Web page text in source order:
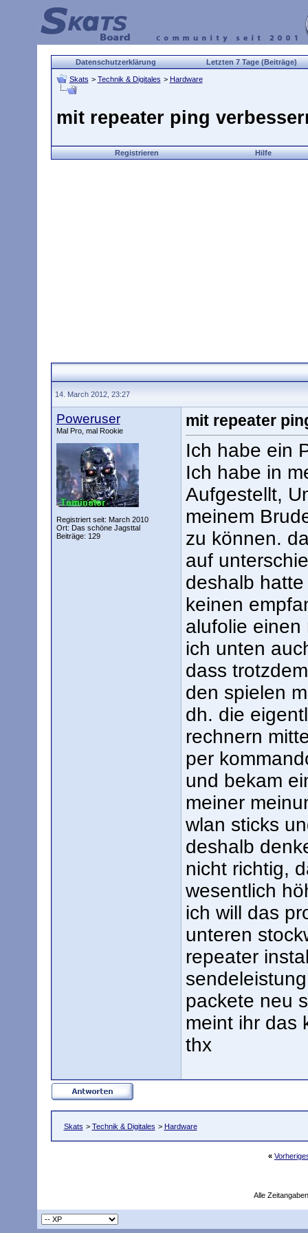
Datenschutzerklärung Letzten 7 Tage (Beiträge)
Skats > Technik & Digitales > Hardware
mit repeater ping
Registrieren Hilfe
14. March 2012, 23:27
Poweruser
Mal Pro, mal Rookie
Registriert seit: March 2010
Ort: Das schöne Jagsttal
Beiträge: 129
mit repeater
Ich habe ein
Ich habe in
Aufgestellt,
meinem
zu können.
auf
deshalb
keinen
alufolie
ich unten
dass
den spielen
dh. die
rechnern
per
und bekam
meiner
wlan sticks
deshalb
nicht richtig,
wesentlich
ich will das
unteren
repeater
packete neu
meint ihr das
thx
Skats > Technik & Digitales > Hardware
«
Alle